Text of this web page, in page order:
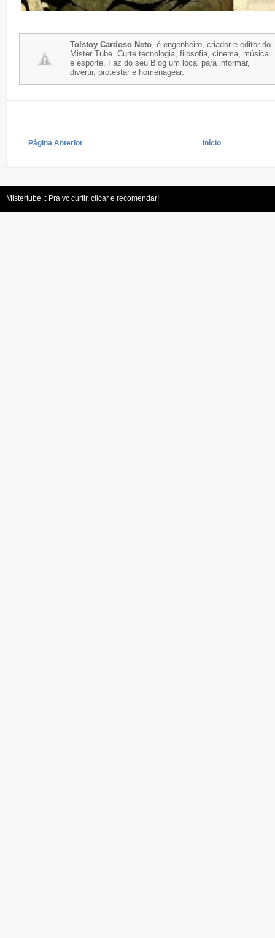
Tolstoy Cardoso Neto, é engenheiro, criador e editor do
Mister Tube. Curte tecnologia, filosofia, cinema, música
e esporte. Faz do seu Blog um local para informar,
divertir, protestar e homenagear.
Página Anterior Início
Mistertube :: Pra vc curtir, clicar e recomendar!